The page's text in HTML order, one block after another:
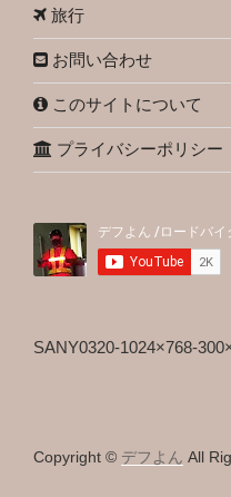
旅行
お問い合わせ
このサイトについて
プライバシーポリシー
SANY0320-1024×768-
Copyright © デフよん All